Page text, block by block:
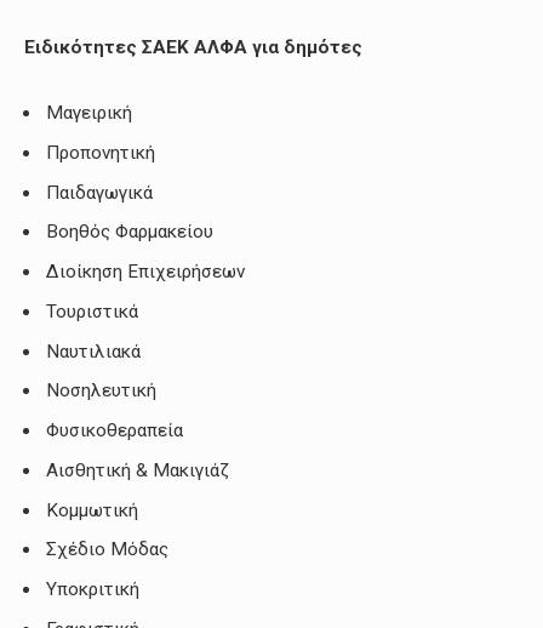
Ειδικότητες ΣΑΕΚ ΑΛΦΑ για δημότες
Μαγειρική
Προπονητική
Παιδαγωγικά
Βοηθός Φαρμακείου
Διοίκηση Επιχειρήσεων
Τουριστικά
Ναυτιλιακά
Νοσηλευτική
Φυσικοθεραπεία
Αισθητική & Μακιγιάζ
Κομμωτική
Σχέδιο Μόδας
Υποκριτική